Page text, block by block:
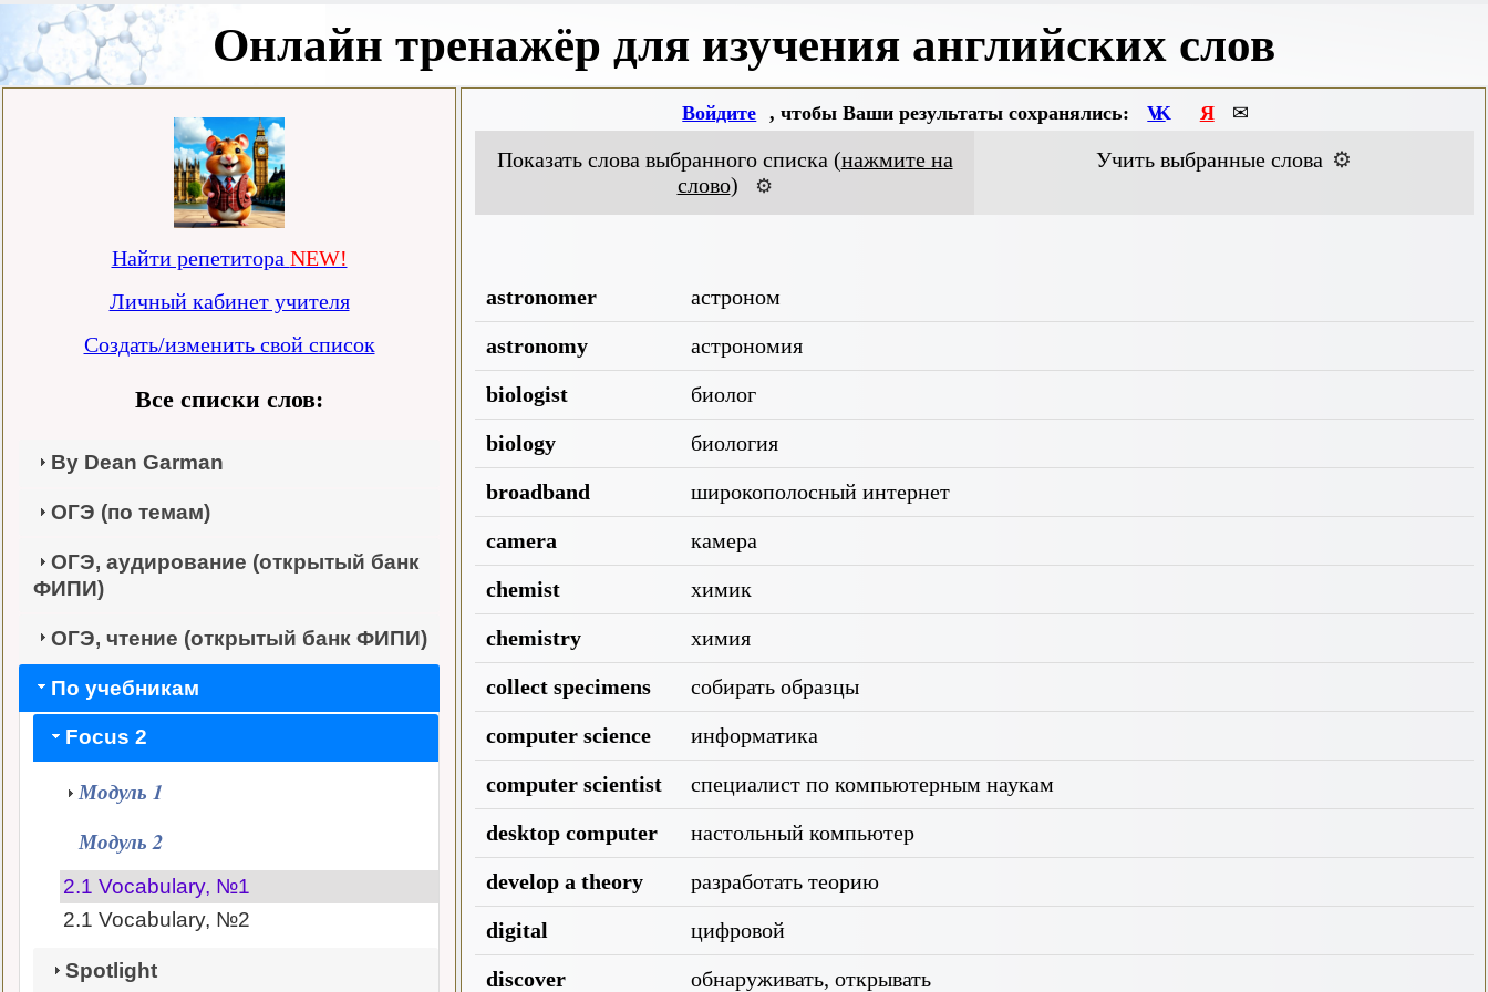
Онлайн тренажёр для изучения английских слов
Найти репетитора NEW!
Личный кабинет учителя
Создать/изменить свой список
Все списки слов:
By Dean Garman
ОГЭ (по темам)
ОГЭ, аудирование (открытый банк
ФИПИ)
ОГЭ, чтение (открытый банк ФИПИ)
По учебникам
Focus 2
Модуль 1
Модуль 2
2.1 Vocabulary, №1
2.1 Vocabulary, №2
Spotlight
Войдите , чтобы Ваши результаты сохранялись: VK Я ✉
Показать слова выбранного списка (нажмите на
слово) ⚙️
Учить выбранные слова ⚙️
astronomer
астроном
astronomy
астрономия
biologist
биолог
biology
биология
broadband
широкополосный интернет
camera
камера
chemist
химик
chemistry
химия
collect specimens
собирать образцы
computer science
информатика
computer scientist
специалист по компьютерным наукам
desktop computer
настольный компьютер
develop a theory
разработать теорию
digital
цифровой
discover
обнаруживать, открывать